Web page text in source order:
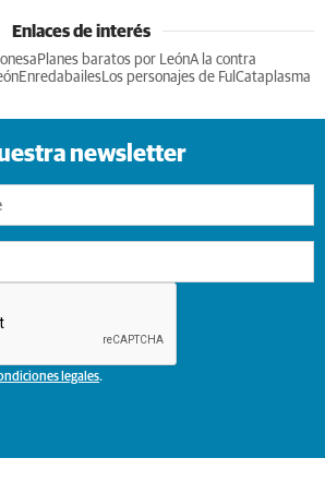
Enlaces de interés
Planes baratos por LeónA la contra
EnredabailesLos personajes de Ful Cataplasma
newsletter
legales.